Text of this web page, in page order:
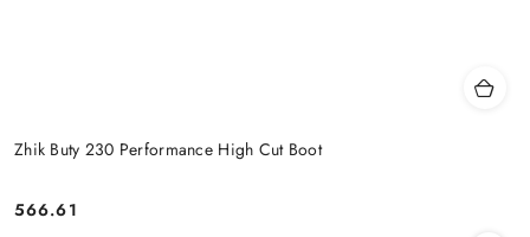
Zhik Buty 230 Performance High Cut Boot
Cena:
566.61